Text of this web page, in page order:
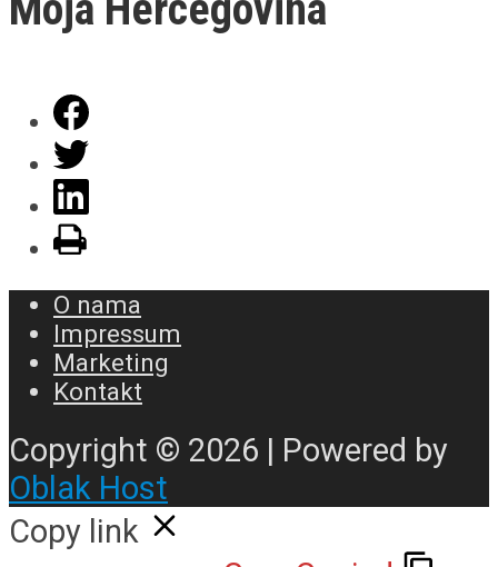
O nama
Impressum
Marketing
Kontakt
Copyright © 2026 | Powered by
Oblak Host
Copy link